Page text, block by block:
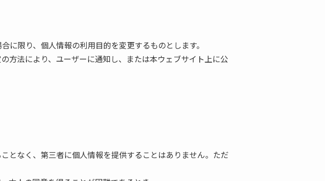
限り、個人情報の利用目的を変更するものとします。
方法により、ユーザーに通知し、または本ウェブサイト上に公
となく、第三者に個人情報を提供することはありません。ただ